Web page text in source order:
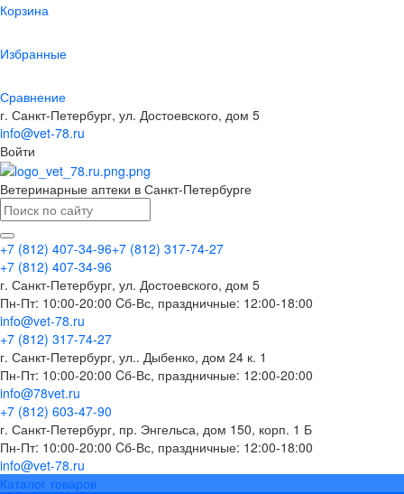
Корзина
Избранные
Сравнение
г. Санкт-Петербург, ул. Достоевского, дом 5
info@vet-78.ru
Войти
Ветеринарные аптеки в Санкт-Петербурге
+7 (812) 407-34-96+7 (812) 317-74-27
+7 (812) 407-34-96
г. Санкт-Петербург, ул. Достоевского, дом 5
Пн-Пт: 10:00-20:00 Cб-Вс, праздничные: 12:00-18:00
info@vet-78.ru
+7 (812) 317-74-27
г. Санкт-Петербург, ул.. Дыбенко, дом 24 к. 1
Пн-Пт: 10:00-20:00 Cб-Вс, праздничные: 12:00-20:00
info@78vet.ru
+7 (812) 603-47-90
г. Санкт-Петербург, пр. Энгельса, дом 150, корп. 1 Б
Пн-Пт: 10:00-20:00 Cб-Вс, праздничные: 12:00-18:00
info@vet-78.ru
Каталог товаров